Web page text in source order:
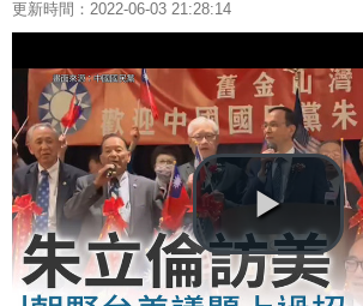
更新時間：2022-06-03 21:28:14